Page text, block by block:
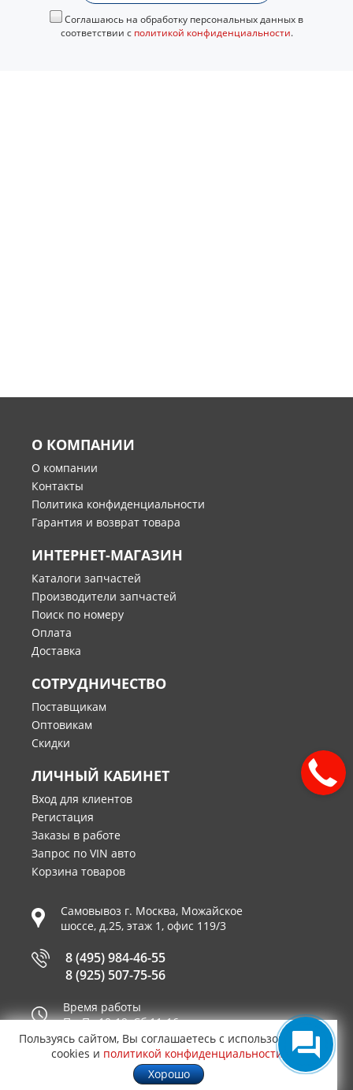
Соглашаюсь на обработку персональных данных в
соответствии с политикой конфиденциальности.
О КОМПАНИИ
О компании
Контакты
Политика конфиденциальности
Гарантия и возврат товара
ИНТЕРНЕТ-МАГАЗИН
Каталоги запчастей
Производители запчастей
Поиск по номеру
Оплата
Доставка
СОТРУДНИЧЕСТВО
Поставщикам
Оптовикам
Скидки
ЛИЧНЫЙ КАБИНЕТ
Вход для клиентов
Регистация
Заказы в работе
Запрос по VIN авто
Корзина товаров
Самовывоз г. Москва, Можайское
шоссе, д.25, этаж 1, офис 119/3
8 (495) 984-46-55
8 (925) 507-75-56
Время работы
Пн-Пт 10-19, Сб 11-16
Принимаем к оплате
Пользуясь сайтом, Вы соглашаетесь с использованием
cookies и политикой конфиденциальности
Хорошо